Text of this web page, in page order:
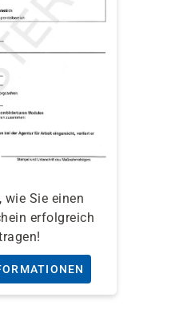
wie Sie einen
erfolgreich